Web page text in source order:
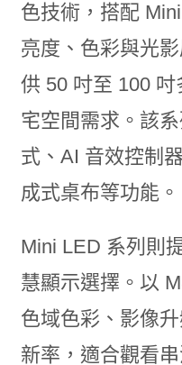
色技術，搭配
亮度、色彩與光
供 50 吋至 100
宅空間需求。該
式、AI 音效控制
成式桌布等功能。
Mini LED 系列則
慧顯示選擇。以
色域色彩、影像
新率，適合觀看